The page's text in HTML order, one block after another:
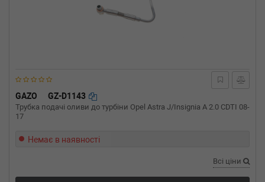
GAZO GZ-D1143
Трубка подачі оливи до турбіни Opel Astra J/Insignia A 2.0 CDTI 08-
17
Немає в наявності
Всі ціни